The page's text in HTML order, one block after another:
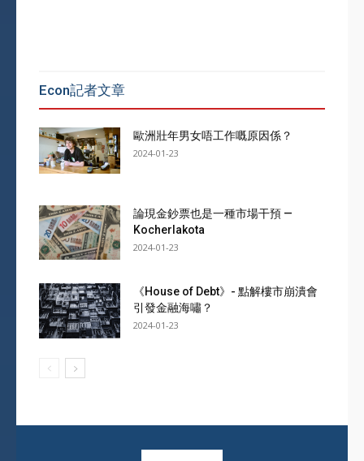
Econ記者文章
歐洲壯年男女唔工作嘅原因係？
2024-01-23
論現金鈔票也是一種市場干預 —
Kocherlakota
2024-01-23
《House of Debt》- 點解樓市崩潰會
引發金融海嘯？
2024-01-23